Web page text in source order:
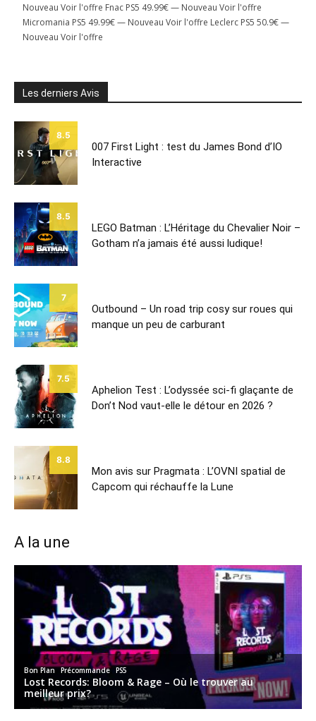
Nouveau Voir l'offre Fnac PS5 49.99€ — Nouveau Voir l'offre
Micromania PS5 49.99€ — Nouveau Voir l'offre Leclerc PS5 50.9€ —
Nouveau Voir l'offre
Les derniers Avis
8.5
007 First Light : test du James Bond d’IO
Interactive
8.5
LEGO Batman : L’Héritage du Chevalier Noir –
Gotham n’a jamais été aussi ludique!
7
Outbound – Un road trip cosy sur roues qui
manque un peu de carburant
7.5
Aphelion Test : L’odyssée sci-fi glaçante de
Don’t Nod vaut-elle le détour en 2026 ?
8.8
Mon avis sur Pragmata : L’OVNI spatial de
Capcom qui réchauffe la Lune
A la une